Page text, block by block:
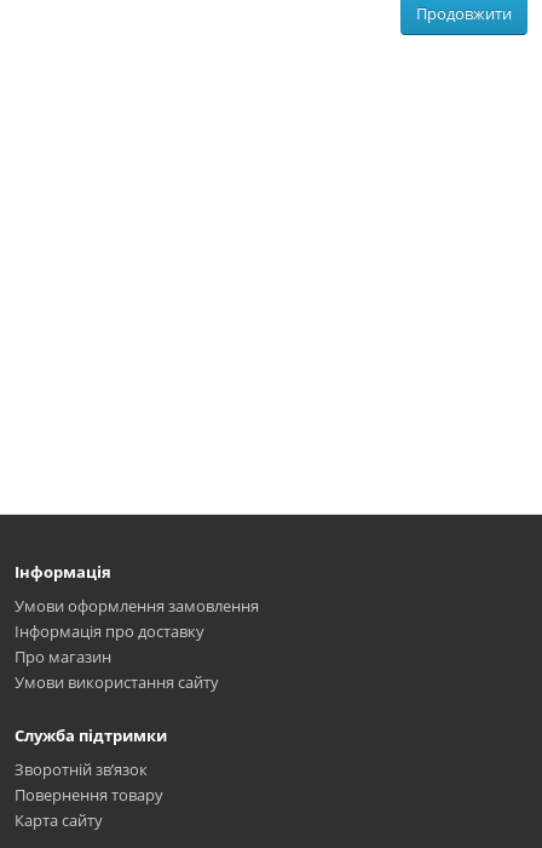
Продовжити
Інформація
Умови оформлення замовлення
Інформація про доставку
Про магазин
Умови використання сайту
Служба підтримки
Зворотній зв’язок
Повернення товару
Карта сайту